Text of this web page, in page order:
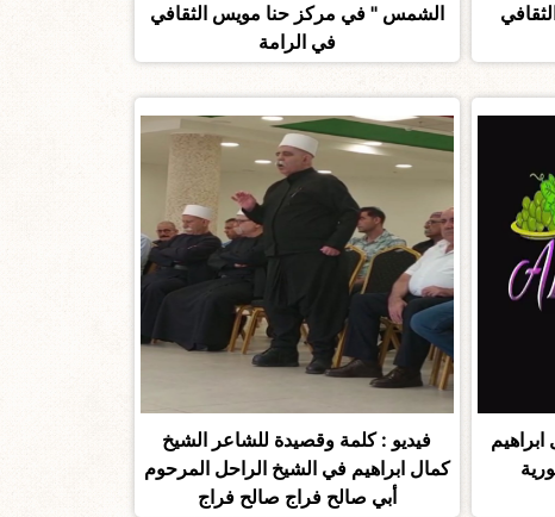
الشمس " في مركز حنا مويس الثقافي
في الرامة
فيديو : كلمة وقصيدة للشاعر الشيخ
كمال ابراهيم في الشيخ الراحل المرحوم
أبي صالح فراج صالح فراج